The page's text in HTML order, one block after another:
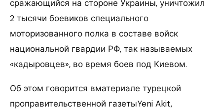
сражающийся на стороне Украины, уничтожил
2 тысячи боевиков специального
моторизованного полка в составе войск
национальной гвардии РФ, так называемых
«кадыровцев», во время боев под Киевом.
Об этом говорится вматериале турецкой
проправительственной газетыYeni Akit,